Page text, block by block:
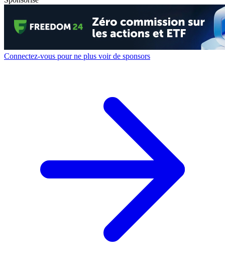
Connectez-vous pour ne plus voir de sponsors